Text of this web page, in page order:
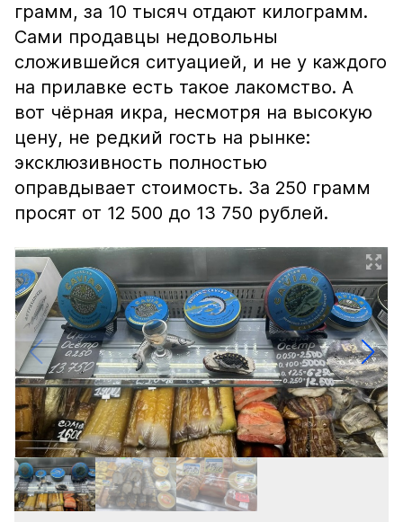
грамм, за 10 тысяч отдают килограмм.
Сами продавцы недовольны
сложившейся ситуацией, и не у каждого
на прилавке есть такое лакомство. А
вот чёрная икра, несмотря на высокую
цену, не редкий гость на рынке:
эксклюзивность полностью
оправдывает стоимость. За 250 грамм
просят от 12 500 до 13 750 рублей.